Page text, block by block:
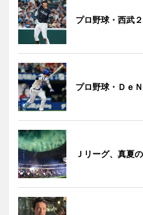
プロ野球・西武
プロ野球・Ｄｅ
Ｊリーグ、真夏